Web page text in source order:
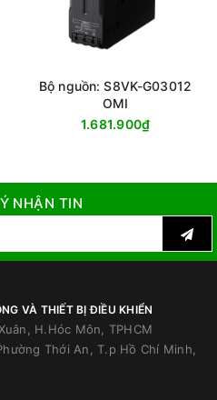
Bộ nguồn: S8VK-G03012
OMI
1.681.900₫
NHẬN TIN
VÀ THIẾT BỊ ĐIỀU KHIỂN
H.Hóc Môn, TPHCM
Thới An, T.p Hồ Chí Minh,